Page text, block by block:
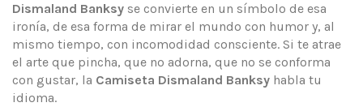
Dismaland Banksy se convierte en un símbolo de esa
ironía, de esa forma de mirar el mundo con humor y, al
mismo tiempo, con incomodidad consciente. Si te atrae
el arte que pincha, que no adorna, que no se conforma
con gustar, la Camiseta Dismaland Banksy habla tu
idioma.